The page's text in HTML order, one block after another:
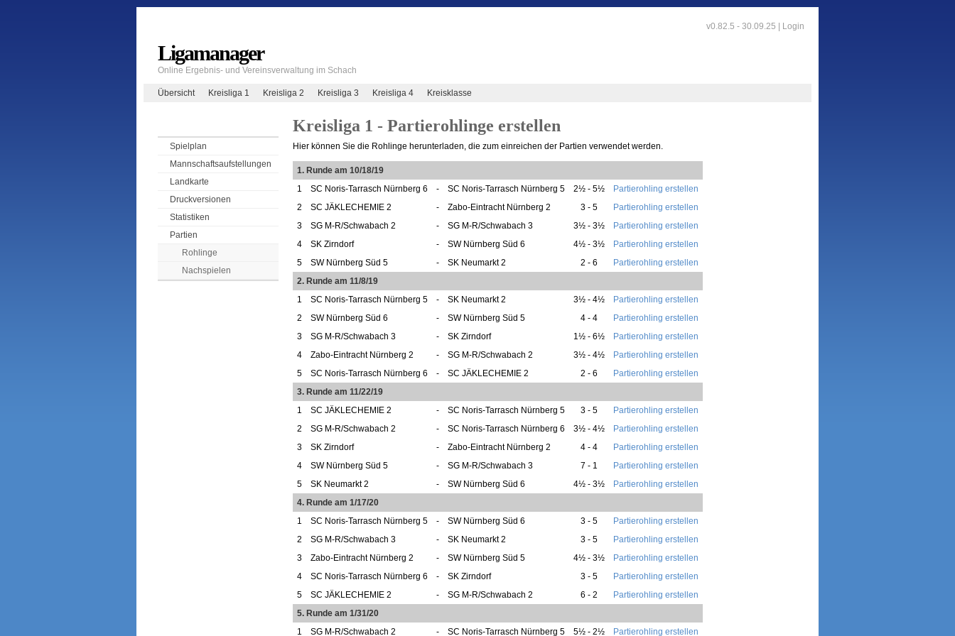
v0.82.5 - 30.09.25 | Login
Ligamanager
Online Ergebnis- und Vereinsverwaltung im Schach
Übersicht Kreisliga 1 Kreisliga 2 Kreisliga 3 Kreisliga 4 Kreisklasse
Spielplan
Mannschaftsaufstellungen
Landkarte
Druckversionen
Statistiken
Partien
Rohlinge
Nachspielen
Kreisliga 1 - Partierohlinge erstellen
Hier können Sie die Rohlinge herunterladen, die zum einreichen der Partien verwendet werden.
1. Runde am 10/18/19
1
SC Noris-Tarrasch Nürnberg 6 - SC Noris-Tarrasch Nürnberg 5 2½ - 5½
Partierohling erstellen
2
SC JÄKLECHEMIE 2 - Zabo-Eintracht Nürnberg 2 3 - 5
Partierohling erstellen
3
SG M-R/Schwabach 2 - SG M-R/Schwabach 3 3½ - 3½
Partierohling erstellen
4
SK Zirndorf - SW Nürnberg Süd 6 4½ - 3½
Partierohling erstellen
5
SW Nürnberg Süd 5 - SK Neumarkt 2 2 - 6
Partierohling erstellen
2. Runde am 11/8/19
1
SC Noris-Tarrasch Nürnberg 5 - SK Neumarkt 2 3½ - 4½
Partierohling erstellen
2
SW Nürnberg Süd 6 - SW Nürnberg Süd 5 4 - 4
Partierohling erstellen
3
SG M-R/Schwabach 3 - SK Zirndorf 1½ - 6½
Partierohling erstellen
4
Zabo-Eintracht Nürnberg 2 - SG M-R/Schwabach 2 3½ - 4½
Partierohling erstellen
5
SC Noris-Tarrasch Nürnberg 6 - SC JÄKLECHEMIE 2 2 - 6
Partierohling erstellen
3. Runde am 11/22/19
1
SC JÄKLECHEMIE 2 - SC Noris-Tarrasch Nürnberg 5 3 - 5
Partierohling erstellen
2
SG M-R/Schwabach 2 - SC Noris-Tarrasch Nürnberg 6 3½ - 4½
Partierohling erstellen
3
SK Zirndorf - Zabo-Eintracht Nürnberg 2 4 - 4
Partierohling erstellen
4
SW Nürnberg Süd 5 - SG M-R/Schwabach 3 7 - 1
Partierohling erstellen
5
SK Neumarkt 2 - SW Nürnberg Süd 6 4½ - 3½
Partierohling erstellen
4. Runde am 1/17/20
1
SC Noris-Tarrasch Nürnberg 5 - SW Nürnberg Süd 6 3 - 5
Partierohling erstellen
2
SG M-R/Schwabach 3 - SK Neumarkt 2 3 - 5
Partierohling erstellen
3
Zabo-Eintracht Nürnberg 2 - SW Nürnberg Süd 5 4½ - 3½
Partierohling erstellen
4
SC Noris-Tarrasch Nürnberg 6 - SK Zirndorf 3 - 5
Partierohling erstellen
5
SC JÄKLECHEMIE 2 - SG M-R/Schwabach 2 6 - 2
Partierohling erstellen
5. Runde am 1/31/20
1
SG M-R/Schwabach 2 - SC Noris-Tarrasch Nürnberg 5 5½ - 2½ Partierohling erstellen